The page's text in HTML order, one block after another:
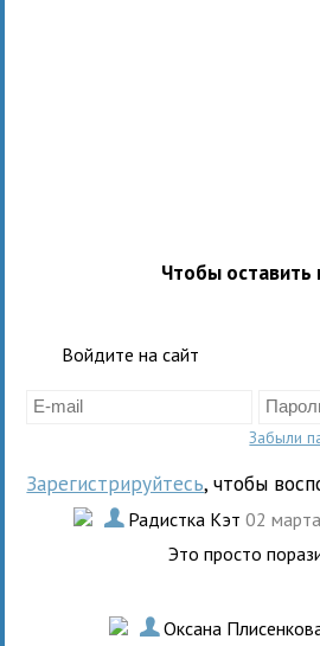
Чтобы оставить
Войдите на сайт
Забыли
Зарегистрируйтесь, чтобы
. Радистка Кэт02
Это просто
. Оксана